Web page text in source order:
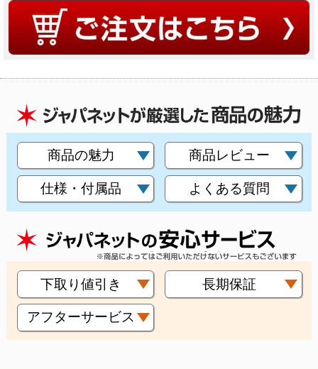
商品の魅力 商品レビュー
仕様・付属品 よくある質問
下取り値引き 長期保証
アフターサービス